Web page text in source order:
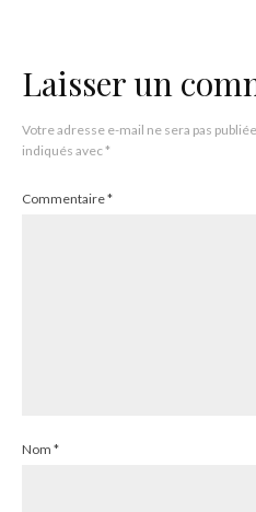
Laisser un
Votre adresse e-mail ne sera pas publiée.
indiqués avec*
Commentaire*
Nom *